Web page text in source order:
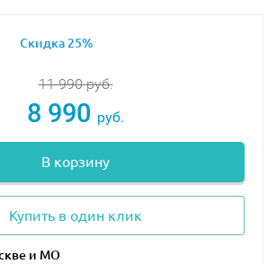
11 990руб.
8 990 руб.
В корзину
Купить в один клик
Скидка 25%